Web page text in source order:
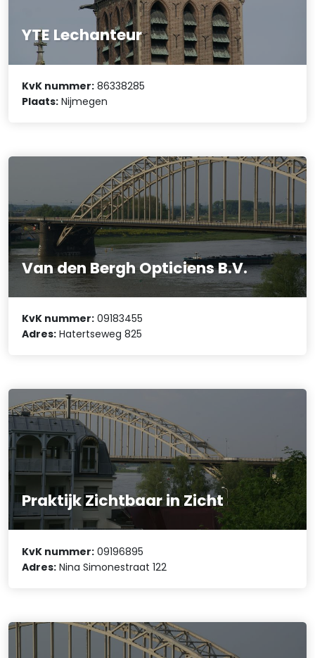
YTE Lechanteur
KvK nummer: 86338285
Plaats: Nijmegen
Van den Bergh Opticiens B.V.
KvK nummer: 09183455
Adres: Hatertseweg 825
Praktijk Zichtbaar in Zicht
KvK nummer: 09196895
Adres: Nina Simonestraat 122